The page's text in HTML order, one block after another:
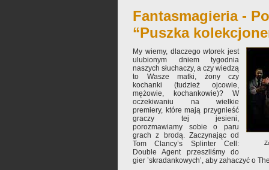
Fantasmagieria -
“Puszka
My wiemy, dlaczego wtorek jest
ulubionym dniem tygodnia
naszych słuchaczy, a czy wiedzą
to Wasze matki, żony czy
kochanki (tudzież ojcowie,
mężowie, kochankowie)? W
oczekiwaniu na wielkie
premiery, które mają przygnieść
graczy tej jesieni,
porozmawiamy sobie o paru
grach z brodą. Zaczynając od
Tom Clancy’s Splinter Cell:
Double Agent przeszliśmy do
gier ’skradankowych’, aby zahaczyć o